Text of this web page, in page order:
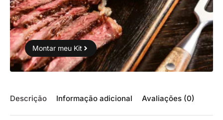
Montar meu Kit
Descrição Informação adicional Avaliações (0)